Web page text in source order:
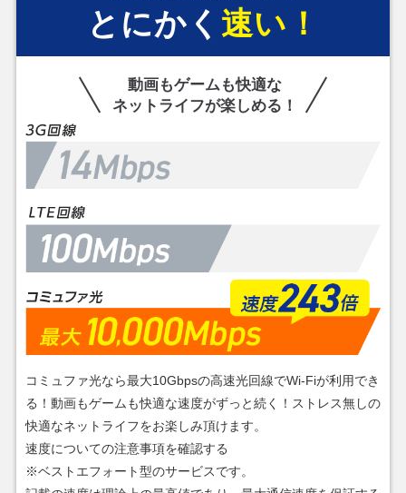
とにかく 速い！
動画もゲームも快適な
ネットライフが楽しめる！
コミュファ光なら最大10Gbpsの高速光回線でWi-Fiが利用でき
る！動画もゲームも快適な速度がずっと続く！ストレス無しの
快適なネットライフをお楽しみ頂けます。
速度についての注意事項を確認する
※ベストエフォート型のサービスです。